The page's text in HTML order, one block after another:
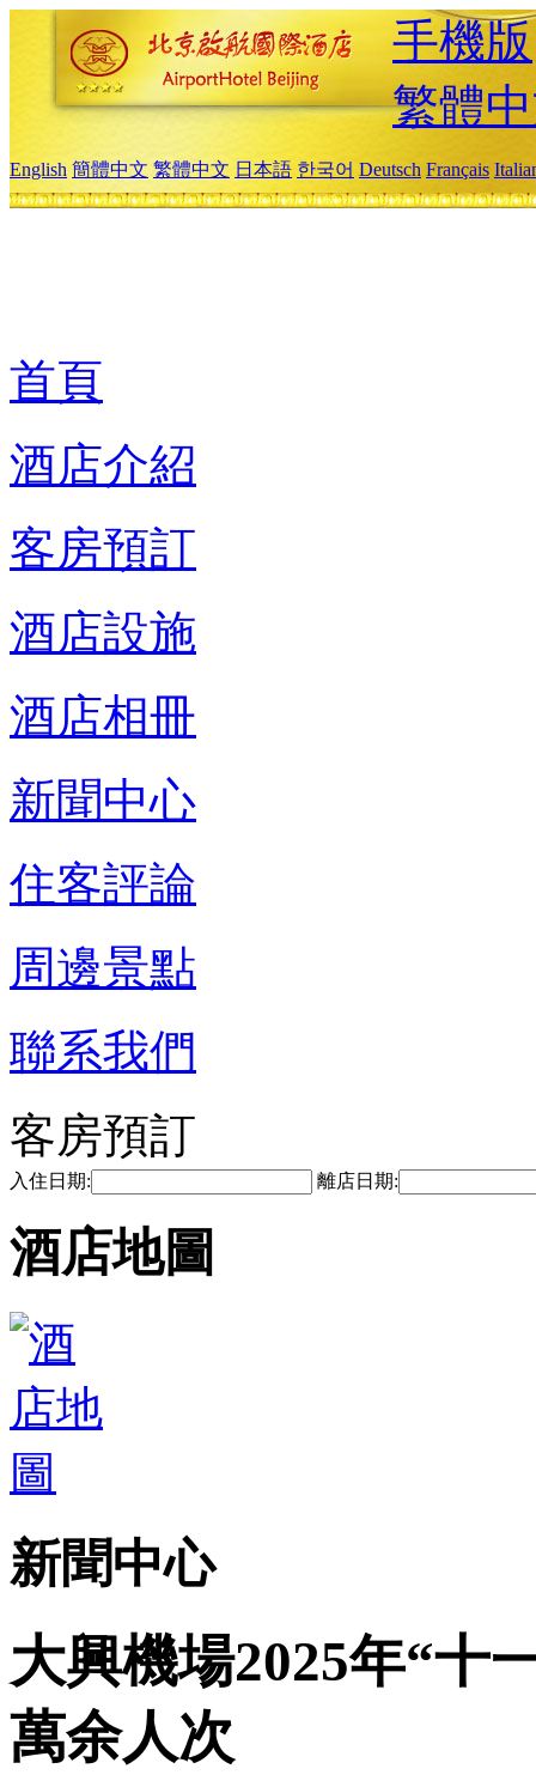
手機版
繁體
English 簡體中文 繁體中文 日本語 한국어 Deutsch Français
首頁
酒店介紹
客房預訂
酒店設施
酒店相冊
新聞中心
住客評論
周邊景點
聯系我們
客房預訂
入住日期: 離店日期:
酒店地圖
新聞中心
大興機場2025年“十
萬余人次